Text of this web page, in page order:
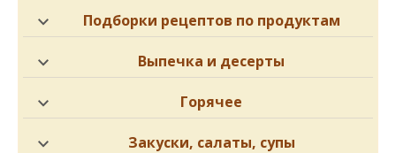
Подборки рецептов по продуктам
Выпечка и десерты
Горячее
Закуски, салаты, супы